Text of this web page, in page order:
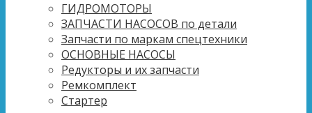
ГИДРОМОТОРЫ
ЗАПЧАСТИ НАСОСОВ по детали
Запчасти по маркам спецтехники
ОСНОВНЫЕ НАСОСЫ
Редукторы и их запчасти
Ремкомплект
Стартер